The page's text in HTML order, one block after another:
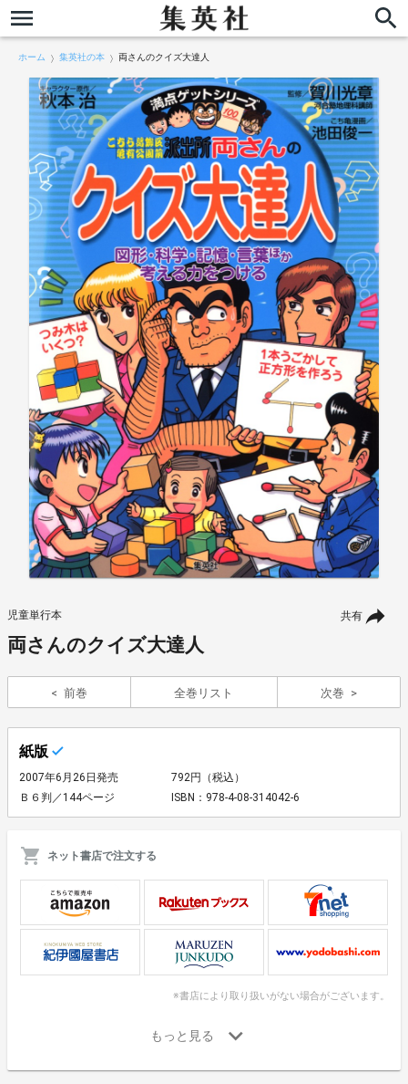
ホーム 集英社の本 両さんのクイズ大達人
共有
児童単行本
両さんのクイズ大達人
前巻 全巻リスト 次巻
紙版
2007年6月26日発売
792円（税込）
Ｂ６判／144ページ
ISBN：978-4-08-314042-6
ネット書店で注文する
※書店により取り扱いがない場合がございます。